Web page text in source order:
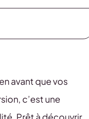
avant que vos
c’est une